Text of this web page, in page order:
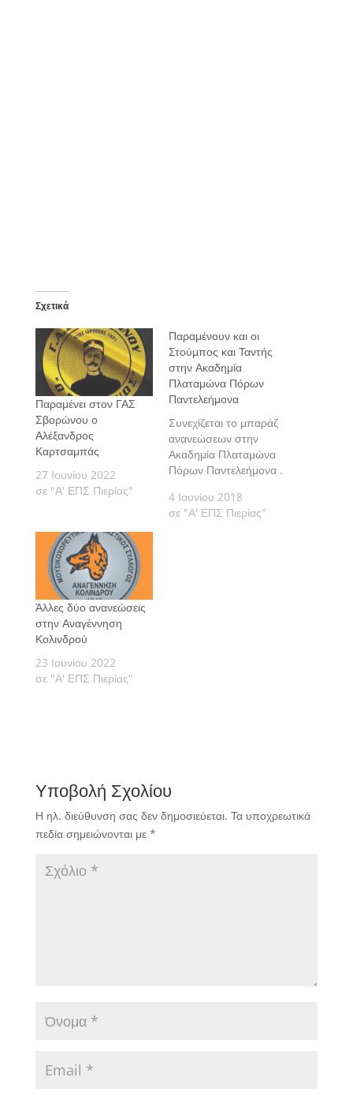
Σχετικά
Παραμένει στον ΓΑΣ
Σβορώνου ο
Αλέξανδρος
Καρτσαμπάς
27 Ιουνίου 2022
σε "Α' ΕΠΣ Πιερίας"
Παραμένουν και οι
Στούμπος και Ταντής
στην Ακαδημία
Πλαταμώνα Πόρων
Παντελεήμονα
Συνεχίζεται το μπαράζ
ανανεώσεων στην
Ακαδημία Πλαταμώνα
Πόρων Παντελεήμονα .
4 Ιουνίου 2018
σε "Α' ΕΠΣ Πιερίας"
Άλλες δύο ανανεώσεις
στην Αναγέννηση
Κολινδρού
23 Ιουνίου 2022
σε "Α' ΕΠΣ Πιερίας"
Υποβολή Σχολίου
Η ηλ. διεύθυνση σας δεν δημοσιεύεται. Τα υποχρεωτικά
πεδία σημειώνονται με *